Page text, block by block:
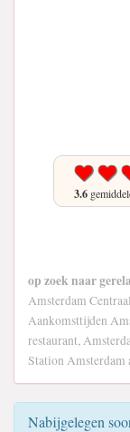
3.6
op zoek naar
Amsterdam
Aankomsttijden
restaurant,
Station Amsterdam
Nabijgelegen